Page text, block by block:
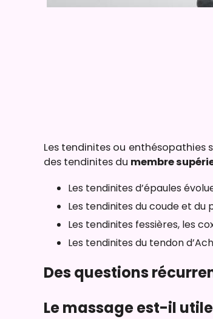
Les tendinites ou enthésopathies
des tendinites du membre
Les tendinites d’épaules
Les tendinites du coude et
Les tendinites fessières, les
Les tendinites du tendon
Des questions
Le massage est-il